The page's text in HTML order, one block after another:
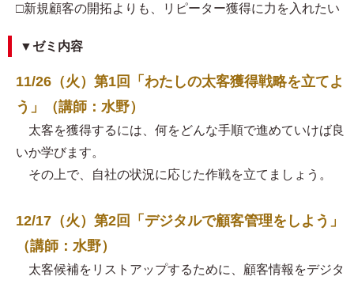
□新規顧客の開拓よりも、リピーター獲得に力を入れたい
▼ゼミ内容
11/26（火）第1回「わたしの太客獲得戦略を立てよ
う」（講師：水野）
太客を獲得するには、何をどんな手順で進めていけば良
いか学びます。
その上で、自社の状況に応じた作戦を立てましょう。
12/17（火）第2回「デジタルで顧客管理をしよう」
（講師：水野）
太客候補をリストアップするために、顧客情報をデジタ